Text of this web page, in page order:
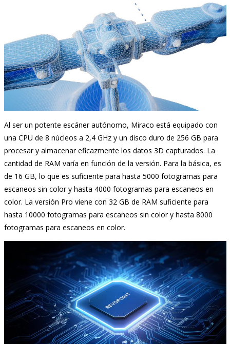
Al ser un potente escáner autónomo, Miraco está equipado con
una CPU de 8 núcleos a 2,4 GHz y un disco duro de 256 GB para
procesar y almacenar eficazmente los datos 3D capturados. La
cantidad de RAM varía en función de la versión. Para la básica, es
de 16 GB, lo que es suficiente para hasta 5000 fotogramas para
escaneos sin color y hasta 4000 fotogramas para escaneos en
color. La versión Pro viene con 32 GB de RAM suficiente para
hasta 10000 fotogramas para escaneos sin color y hasta 8000
fotogramas para escaneos en color.